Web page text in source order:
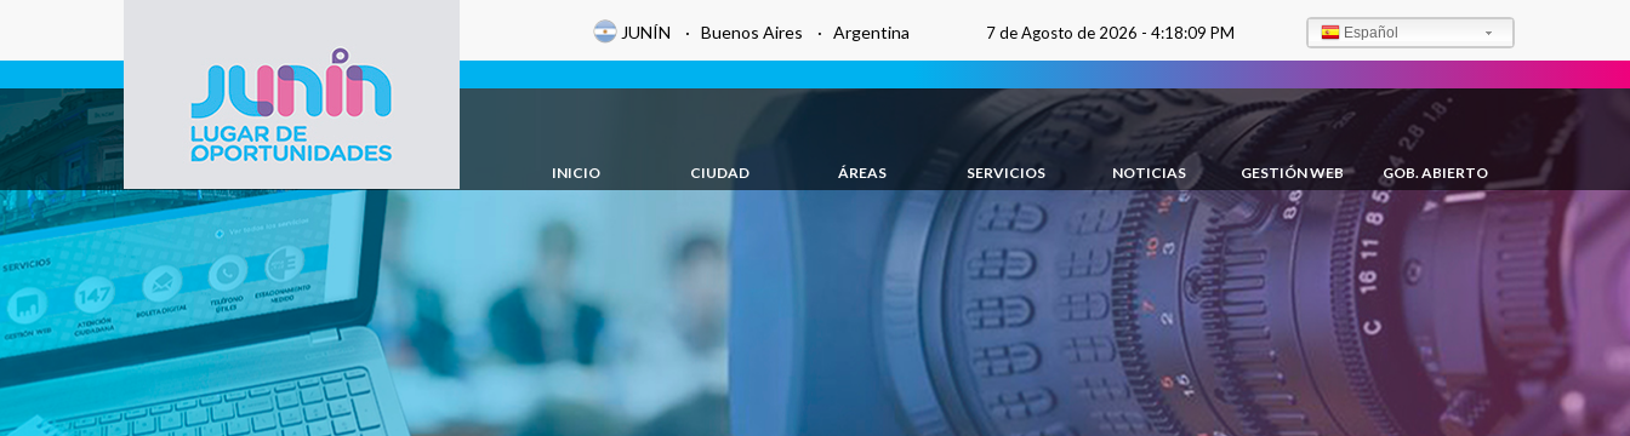
Gobierno de
Junín
JUNÍN · Buenos Aires · Argentina 7 de Agosto de 2026 -4:18:10 PM Español
INICIO CIUDAD ÁREAS SERVICIOS NOTICIAS GESTIÓN WEB GOB. ABIERTO